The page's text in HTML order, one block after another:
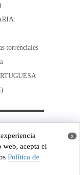
torrenciales
x
acepta el
Política de